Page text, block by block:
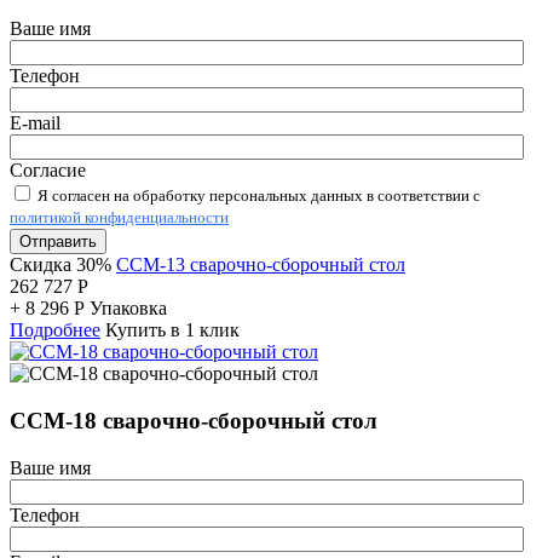
Ваше имя
Телефон
E-mail
Согласие
Я согласен на обработку персональных данных в соответствии с
политикой конфиденциальности
Отправить
Скидка 30% ССМ-13 сварочно-сборочный стол
262 727 Р
+ 8 296 Р Упаковка
Подробнее Купить в 1 клик
ССМ-18 сварочно-сборочный стол
Ваше имя
Телефон